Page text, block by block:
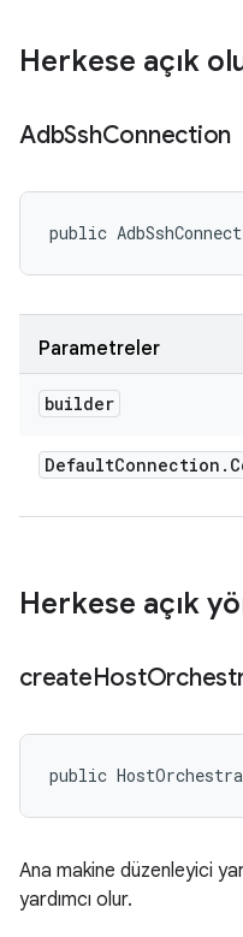
Herkese açık
AdbSshConnection
public
Parametreler
builder
DefaultConnection .
Herkese açık
createHost
public
Ana makine düzenleyici
yardımcı olur.